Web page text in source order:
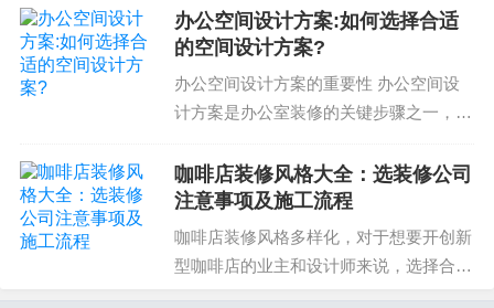
的预算控制措施，包括对材料、劳动力、时间等的
预算分配。最后，也需要了解公司的设计方案选
择，如何在保证质量的前提下，降低成本。只有这
样，才能确保你的装修项目预算控制科学合理，避
如果你有任何关于全包装修价格的疑问或需求，欢
迎与我们联系，我们将为你提供专业的装修建议和
服务。我们将帮助你完成装修项目，确保你的空间
需要注意事项和流程。了解这些知识可以
帮助您避免潜在问题和提高翻新效果。卫
办公空间设计方案:如何选择合适
的空间设计方案?
办公空间设计方案的重要性 办公空间设
计方案是办公室装修的关键步骤之一，它
一个合适的空间设计方案不仅能提高员工
的工作积极性和满意度，还能帮助企业提
高工作效率和降低成本...
咖啡店装修风格大全：选装修公司
注意事项及施工流程
咖啡店装修风格多样化，对于想要开创新
型咖啡店的业主和设计师来说，选择合适